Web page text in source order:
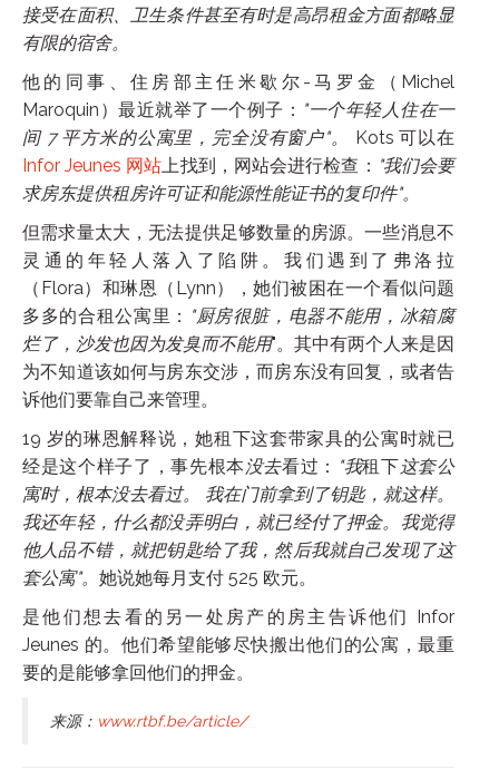
接受在面积、卫生条件甚至有时是高昂租金方面都略显
有限的宿舍。
他的同事、住房部主任米歇尔-马罗金（Michel
Maroquin）最近就举了一个例子： "一个年轻人住在一
间 7 平方米的公寓里，完全没有窗户"。
Kots 可以在
Infor Jeunes 网站上找到，网站会进行检查： "我们会要
求房东提供租房许可证和能源性能证书的复印件"。
但需求量太大，无法提供足够数量的房源。一些消息不
灵通的年轻人落入了陷阱。我们遇到了弗洛拉
（Flora）和琳恩（Lynn），她们被困在一个看似问题
多多的合租公寓里： "厨房很脏，电器不能用，冰箱腐
烂了，沙发也因为发臭而不能用"。其中有两个人来是因
为不知道该如何与房东交涉，而房东没有回复，或者告
诉他们要靠自己来管理。
19 岁的琳恩解释说，她租下这套带家具的公寓时就已
经是这个样子了，事先根本没去看过： "我租下这套公
寓时，根本没去看过。 我在门前拿到了钥匙，就这样。
我还年轻，什么都没弄明白，就已经付了押金。我觉得
他人品不错，就把钥匙给了我，然后我就自己发现了这
套公寓"。 她说她每月支付 525 欧元。
是他们想去看的另一处房产的房主告诉他们 Infor
Jeunes 的。他们希望能够尽快搬出他们的公寓，最重
要的是能够拿回他们的押金。
来源： www.rtbf.be/article/